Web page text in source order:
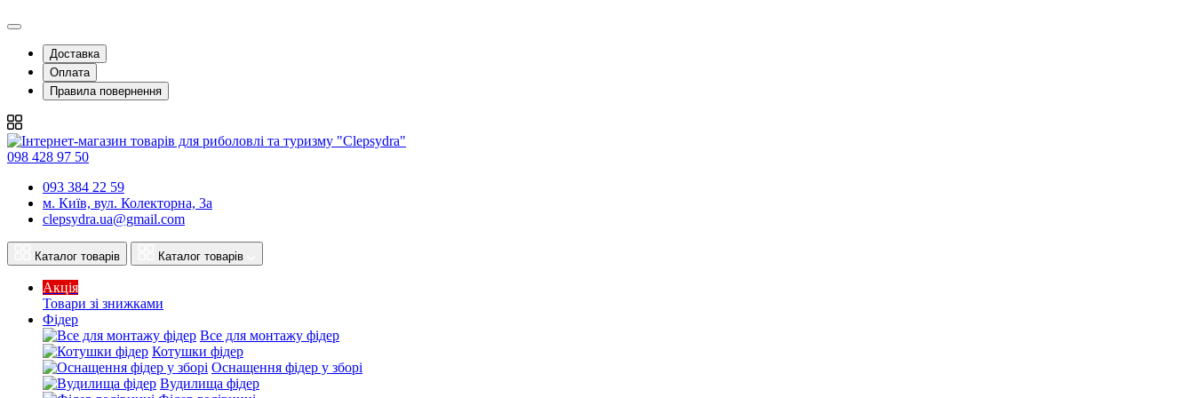
Доставка
Оплата
Правила повернення
098 428 97 50
093 384 22 59
м. Київ, вул. Колекторна, 3а
clepsydra.ua@gmail.com
Каталог товарів Каталог товарів
Акція
Товари зі знижками
Фідер
Все для монтажу фідер
Котушки фідер
Оснащення фідер у зборі
Вудилища фідер